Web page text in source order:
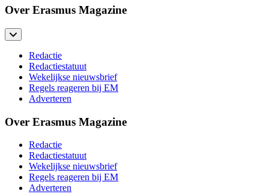
Over Erasmus Magazine
Redactie
Redactiestatuut
Wekelijkse nieuwsbrief
Regels reageren bij EM
Adverteren
Over Erasmus Magazine
Redactie
Redactiestatuut
Wekelijkse nieuwsbrief
Regels reageren bij EM
Adverteren